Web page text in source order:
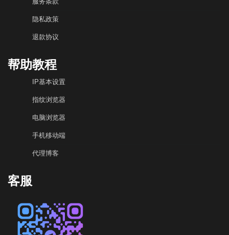
隐私政策
退款协议
帮助教程
IP基本设置
指纹浏览器
电脑浏览器
手机移动端
代理博客
客服